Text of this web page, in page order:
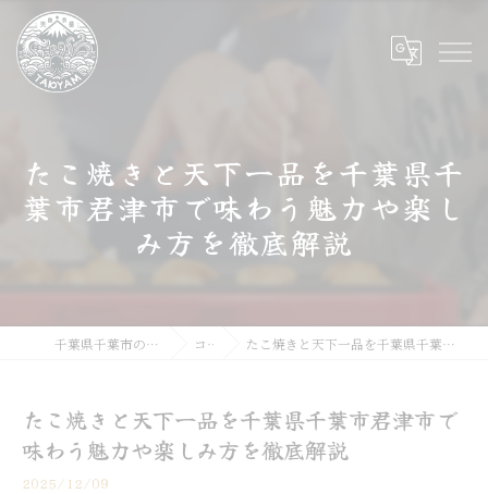
たこ焼きと天下一品を千葉県千
葉市君津市で味わう魅力や楽し
み方を徹底解説
千葉県千葉市のたこ焼きならたこやま コラム たこ焼きと天下一品を千葉県千葉市君津市で味わう魅力や楽しみ方を徹底解説
たこ焼きと天下一品を千葉県千葉市君津市で
味わう魅力や楽しみ方を徹底解説
2025/12/09